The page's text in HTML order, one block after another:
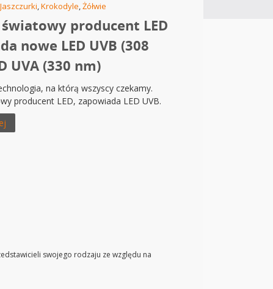
Jaszczurki,Krokodyle,Żółwie
producent LED
nowe LED UVB (308
UVA (330 nm)
na którą wszyscy czekamy.
producent LED, zapowiada LED UVB.
swojego rodzaju ze względu na